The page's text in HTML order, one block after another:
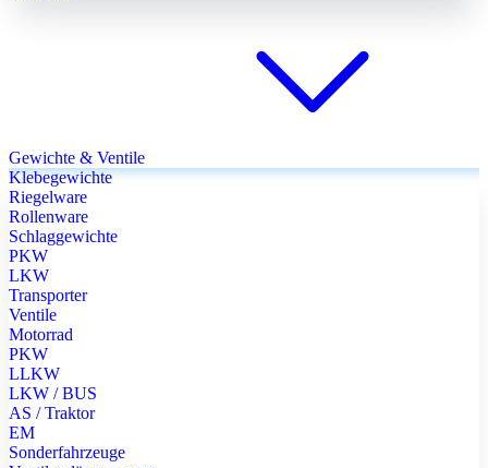
Gewichte & Ventile
Klebegewichte
Riegelware
Rollenware
Schlaggewichte
PKW
LKW
Transporter
Ventile
Motorrad
PKW
LLKW
LKW / BUS
AS / Traktor
EM
Sonderfahrzeuge